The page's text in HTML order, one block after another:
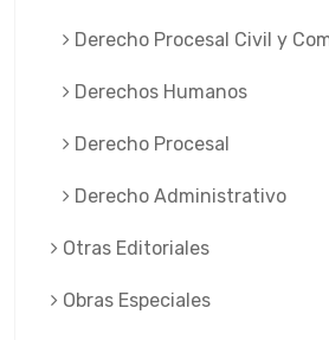
Derecho Procesal Civil y
Derechos Humanos
Derecho Procesal
Derecho Administrativo
Otras Editoriales
Obras Especiales